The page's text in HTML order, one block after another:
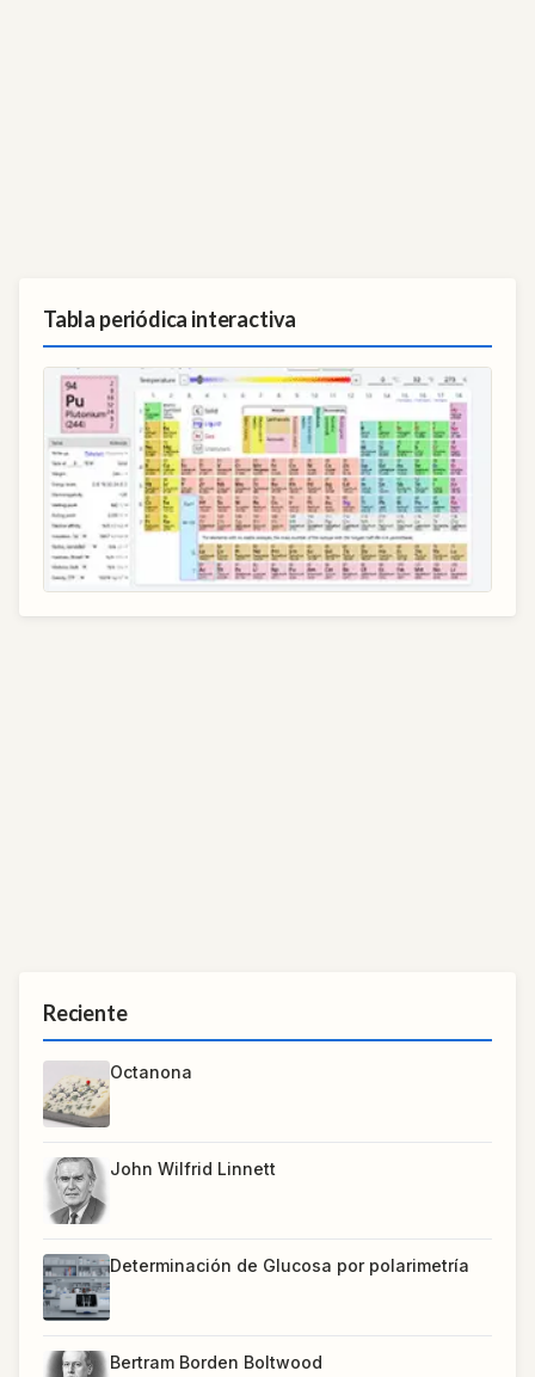
Tabla periódica interactiva
Reciente
Octanona
John Wilfrid Linnett
Determinación de Glucosa por polarimetría
Bertram Borden Boltwood